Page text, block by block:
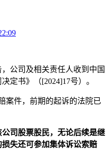
公司及相关责任人收到中国
定书》（[2024]17号）。
案件，前期的起诉的法院已
司股票股民，无论后续是继
失还可参加集体诉讼索赔